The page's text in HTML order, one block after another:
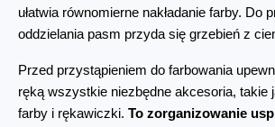
ułatwia równomierne nakładanie farby. Do
oddzielania pasm przyda się grzebień z
Przed przystąpieniem do farbowania
ręką wszystkie niezbędne akcesoria, takie
farby i rękawiczki. To zorganizowanie